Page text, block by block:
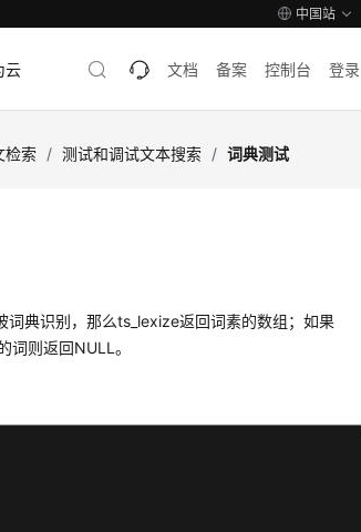
中国站
云 文档 备案 控制台 登录
检索 / 测试和调试文本搜索 / 词典测试
典识别，那么ts_lexize返回词素的数组；如果
则返回NULL。